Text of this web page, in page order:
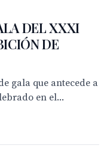
DEL XXXI
DE
gala que antecede a
en el...